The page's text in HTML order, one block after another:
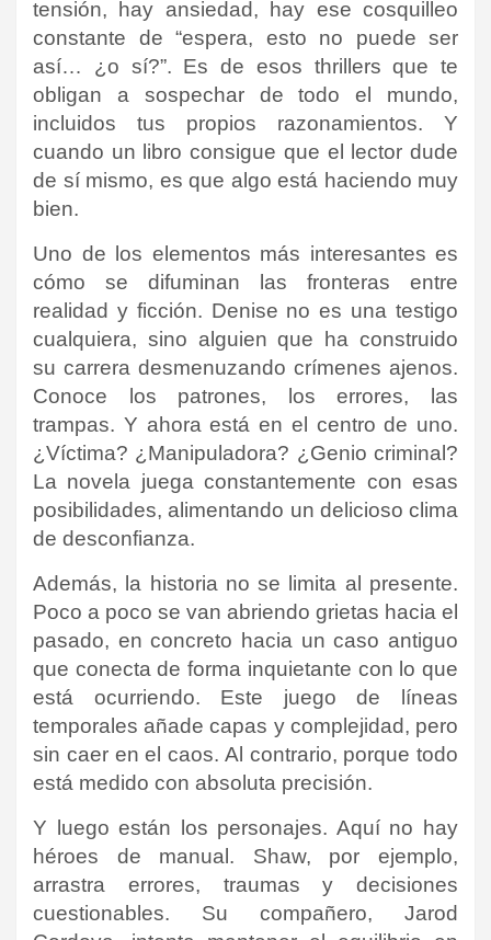
tensión, hay ansiedad, hay ese cosquilleo
constante de “espera, esto no puede ser
así… ¿o sí?”. Es de esos thrillers que te
obligan a sospechar de todo el mundo,
incluidos tus propios razonamientos. Y
cuando un libro consigue que el lector dude
de sí mismo, es que algo está haciendo muy
bien.
Uno de los elementos más interesantes es
cómo se difuminan las fronteras entre
realidad y ficción. Denise no es una testigo
cualquiera, sino alguien que ha construido
su carrera desmenuzando crímenes ajenos.
Conoce los patrones, los errores, las
trampas. Y ahora está en el centro de uno.
¿Víctima? ¿Manipuladora? ¿Genio criminal?
La novela juega constantemente con esas
posibilidades, alimentando un delicioso clima
de desconfianza.
Además, la historia no se limita al presente.
Poco a poco se van abriendo grietas hacia el
pasado, en concreto hacia un caso antiguo
que conecta de forma inquietante con lo que
está ocurriendo. Este juego de líneas
temporales añade capas y complejidad, pero
sin caer en el caos. Al contrario, porque todo
está medido con absoluta precisión.
Y luego están los personajes. Aquí no hay
héroes de manual. Shaw, por ejemplo,
arrastra errores, traumas y decisiones
cuestionables. Su compañero, Jarod